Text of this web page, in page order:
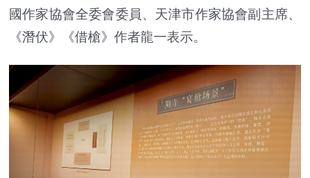
國作家協會全委會委員、天津市作家協會副主席、
《潛伏》《借槍》作者龍一表示。